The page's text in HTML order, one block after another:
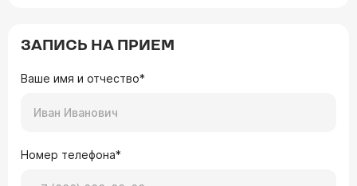
ЗАПИСЬ НА ПРИЕМ
Ваше имя и отчество*
Номер телефона*